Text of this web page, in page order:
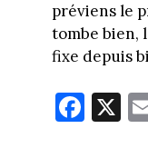
préviens le
tombe bien,
fixe depuis
Fa
ce
X